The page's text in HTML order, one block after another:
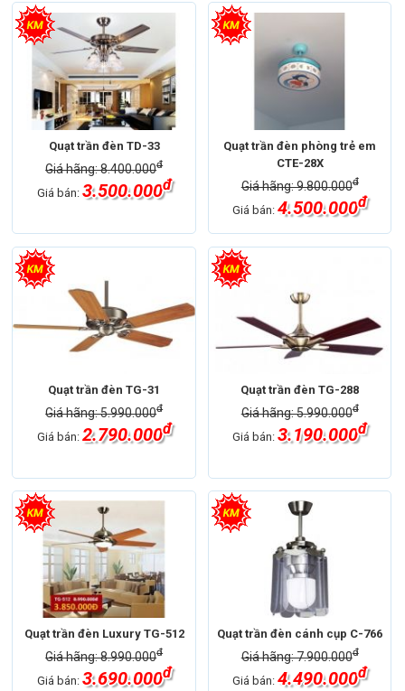
Quạt trần đèn TD-33
Giá hãng: 8.400.000đ
Giá bán: 3.500.000đ
Quạt trần đèn phòng trẻ em
CTE-28X
Giá hãng: 9.800.000đ
Giá bán:4.500.000đ
Quạt trần đèn TG-31
Giá hãng: 5.990.000đ
Giá bán: 2.790.000đ
Quạt trần đèn TG-288
Giá hãng: 5.990.000đ
Giá bán:3.190.000đ
Quạt trần đèn Luxury TG-512
Giá hãng: 8.990.000đ
Giá bán: 3.690.000đ
Quạt trần đèn cánh cụp C-766
Giá hãng: 7.900.000đ
Giá bán:4.490.000đ